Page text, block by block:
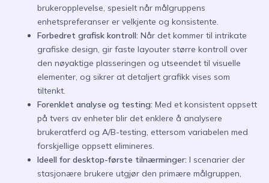
brukeropplevelse, spesielt når målgruppens
enhetspreferanser er velkjente og konsistente.
Forbedret grafisk kontroll: Når det kommer til intrikate
grafiske design, gir faste layouter større kontroll over
den nøyaktige plasseringen og utseendet til visuelle
elementer, og sikrer at detaljert grafikk vises som
tiltenkt.
Forenklet analyse og testing: Med et konsistent oppsett
på tvers av enheter blir det enklere å analysere
brukeratferd og A/B-testing, ettersom variabelen med
forskjellige oppsett elimineres.
Ideell for desktop-første tilnærminger: I scenarier der
stasjonære brukere utgjør den primære målgruppen,